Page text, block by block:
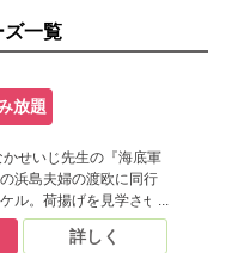
ズ一覧
放題
せいじ先生の『海底軍
浜島夫婦の渡欧に同行
ル。荷揚げを見学させ
は、荷物として運ばれ
閉じ込められているの
詳しく